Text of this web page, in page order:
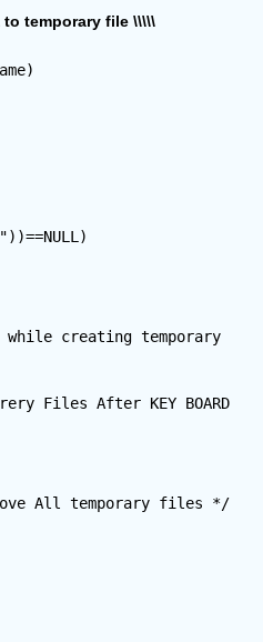
temporary file \\\\\
creating temporary
Files After KEY BOARD
All temporary files */